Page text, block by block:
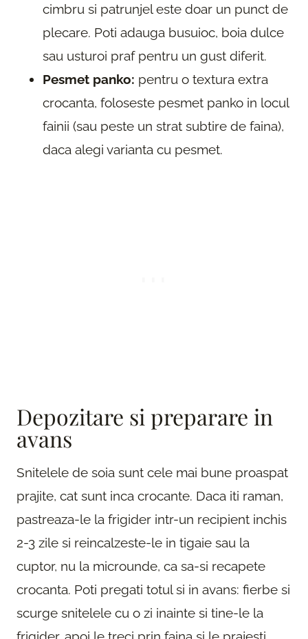
cimbru si patrunjel este doar un punct de
plecare. Poti adauga busuioc, boia dulce
sau usturoi praf pentru un gust diferit.
Pesmet panko: pentru o textura extra
crocanta, foloseste pesmet panko in locul
fainii (sau peste un strat subtire de faina),
daca alegi varianta cu pesmet.
Depozitare si preparare in
avans
Snitelele de soia sunt cele mai bune proaspat
prajite, cat sunt inca crocante. Daca iti raman,
pastreaza-le la frigider intr-un recipient inchis
2-3 zile si reincalzeste-le in tigaie sau la
cuptor, nu la microunde, ca sa-si recapete
crocanta. Poti pregati totul si in avans: fierbe si
scurge snitelele cu o zi inainte si tine-le la